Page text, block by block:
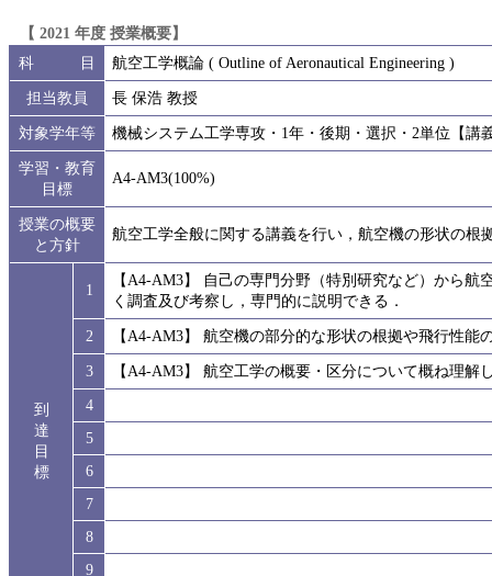
【 2021 年度 授業概要】
科 目
航空工学概論 ( Outline of Aeronautical Engineering )
担当教員
長 保浩 教授
対象学年等
機械システム工学専攻・1年・後期・選択・2単位【講
学習・教育
目標
A4-AM3(100%)
授業の概要
と方針
航空工学全般に関する講義を行い，航空機の形状の根
到
達
目
標
1
【A4-AM3】 自己の専門分野（特別研究など）から
く調査及び考察し，専門的に説明できる．
2
【A4-AM3】 航空機の部分的な形状の根拠や飛行性能
3
【A4-AM3】 航空工学の概要・区分について概ね理解
4
5
6
7
8
9